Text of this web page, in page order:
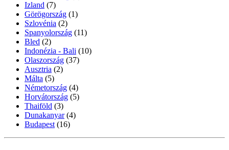
Izland (7)
Görögország (1)
Szlovénia (2)
Spanyolország (11)
Bled (2)
Indonézia - Bali (10)
Olaszország (37)
Ausztria (2)
Málta (5)
Németország (4)
Horvátország (5)
Thaiföld (3)
Dunakanyar (4)
Budapest (16)